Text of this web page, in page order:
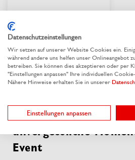
Seite
Sie
lesen
Seite
1 Seite
2 Seite
3 4
Public Viewing
unvergessliche
Event
Datenschutzeinstellungen
Wir setzen auf unserer Website Cookies ein.
während andere uns helfen unser Onlineangebot
betreiben. Sie können dies akzeptieren oder per
"Einstellungen anpassen" Ihre individuellen
Nähere Hinweise erhalten Sie in unserer
Einstellungen anpassen